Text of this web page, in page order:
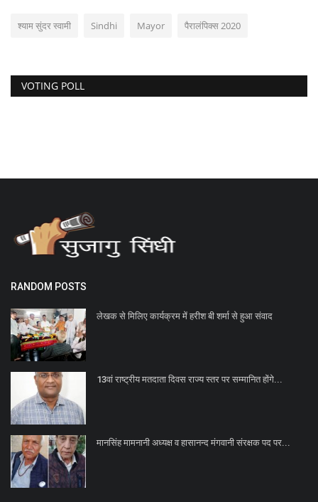
श्याम सुंदर स्वामी Sindhi Mayor पैरालंपिक्स 2020
VOTING POLL
RANDOM POSTS
लेखक से मिलिए कार्यक्रम में हरीश बी शर्मा से हुआ संवाद
13वां राष्ट्रीय मतदाता दिवस राज्य स्तर पर सम्मानित होंगे...
मानसिंह मामनानी अध्यक्ष व हासानन्द मंगवानी संरक्षक पद पर...